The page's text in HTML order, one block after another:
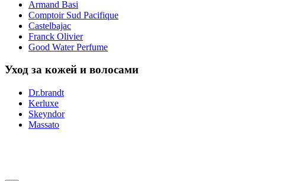
Armand Basi
Comptoir Sud Pacifique
Castelbajac
Franck Olivier
Good Water Perfume
Уход за кожей и волосами
Dr.brandt
Kerluxe
Skeyndor
Massato